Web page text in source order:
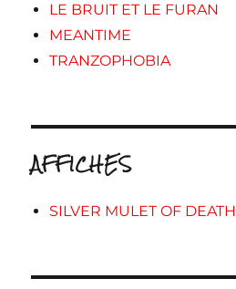
LE BRUIT ET LE FURAN
MEANTIME
TRANZOPHOBIA
AFFICHES
SILVER MULET OF DEATH